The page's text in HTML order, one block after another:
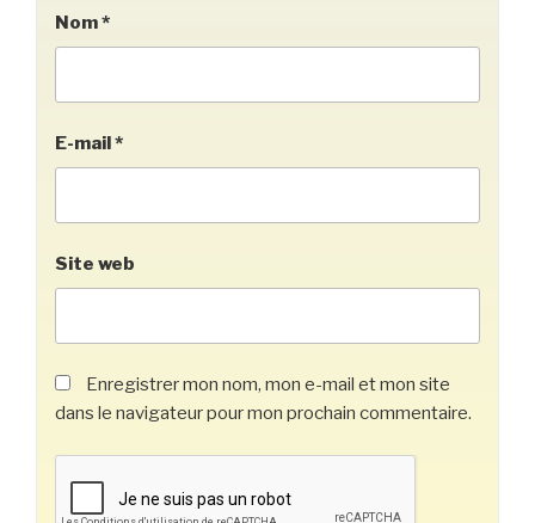
Nom*
E-mail*
Site web
Enregistrer mon nom, mon e-mail et mon site
dans le navigateur pour mon prochain commentaire.